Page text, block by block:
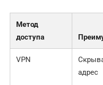
Метод
доступа
VPN
адрес